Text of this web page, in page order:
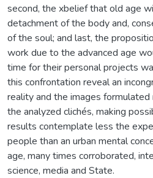
second, the xbelief that old age
detachment of the body and,
of the soul; and last, the
work due to the advanced age
time for their personal projects
this confrontation reveal an
reality and the images
the analyzed clichés, making
results contemplate less the
people than an urban mental
age, many times corroborated,
science, media and State.